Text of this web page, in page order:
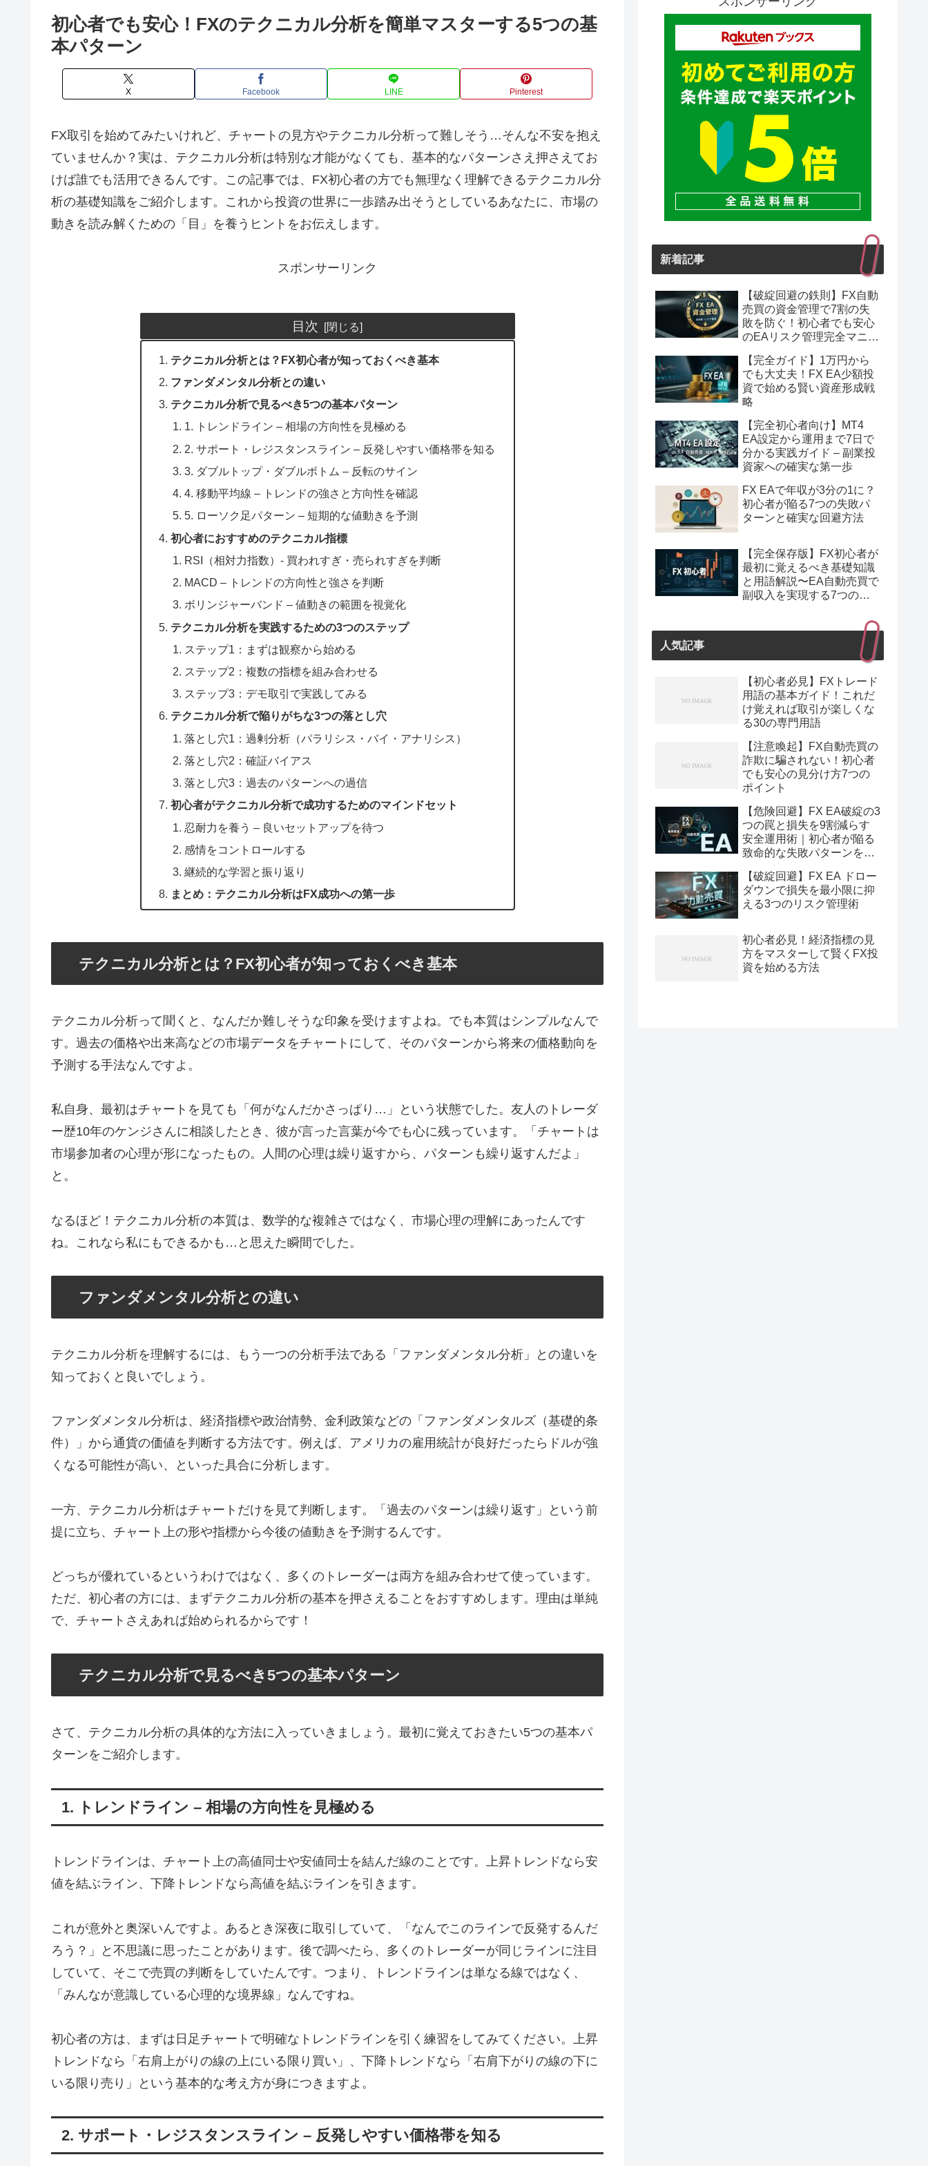
初心者でも安心！FXのテクニカル分析を簡単マスターする5つの基
本パターン
X Facebook LINE Pinterest
FX取引を始めてみたいけれど、チャートの見方やテクニカル分析って難しそう…そんな不安を抱え
ていませんか？実は、テクニカル分析は特別な才能がなくても、基本的なパターンさえ押さえてお
けば誰でも活用できるんです。この記事では、FX初心者の方でも無理なく理解できるテクニカル分
析の基礎知識をご紹介します。これから投資の世界に一歩踏み出そうとしているあなたに、市場の
動きを読み解くための「目」を養うヒントをお伝えします。
スポンサーリンク
目次
テクニカル分析とは？FX初心者が知っておくべき基本
ファンダメンタル分析との違い
テクニカル分析で見るべき5つの基本パターン
1. トレンドライン – 相場の方向性を見極める
2. サポート・レジスタンスライン – 反発しやすい価格帯を知る
3. ダブルトップ・ダブルボトム – 反転のサイン
4. 移動平均線 – トレンドの強さと方向性を確認
5. ローソク足パターン – 短期的な値動きを予測
初心者におすすめのテクニカル指標
RSI（相対力指数）- 買われすぎ・売られすぎを判断
MACD – トレンドの方向性と強さを判断
ボリンジャーバンド – 値動きの範囲を視覚化
テクニカル分析を実践するための3つのステップ
ステップ1：まずは観察から始める
ステップ2：複数の指標を組み合わせる
ステップ3：デモ取引で実践してみる
テクニカル分析で陥りがちな3つの落とし穴
落とし穴1：過剰分析（パラリシス・バイ・アナリシス）
落とし穴2：確証バイアス
落とし穴3：過去のパターンへの過信
初心者がテクニカル分析で成功するためのマインドセット
忍耐力を養う – 良いセットアップを待つ
感情をコントロールする
継続的な学習と振り返り
まとめ：テクニカル分析はFX成功への第一歩
テクニカル分析とは？FX初心者が知っておくべき基本
テクニカル分析って聞くと、なんだか難しそうな印象を受けますよね。でも本質はシンプルなんで
す。過去の価格や出来高などの市場データをチャートにして、そのパターンから将来の価格動向を
予測する手法なんですよ。
私自身、最初はチャートを見ても「何がなんだかさっぱり…」という状態でした。友人のトレーダ
ー歴10年のケンジさんに相談したとき、彼が言った言葉が今でも心に残っています。「チャートは
市場参加者の心理が形になったもの。人間の心理は繰り返すから、パターンも繰り返すんだよ」
と。
なるほど！テクニカル分析の本質は、数学的な複雑さではなく、市場心理の理解にあったんです
ね。これなら私にもできるかも…と思えた瞬間でした。
ファンダメンタル分析との違い
テクニカル分析を理解するには、もう一つの分析手法である「ファンダメンタル分析」との違いを
知っておくと良いでしょう。
ファンダメンタル分析は、経済指標や政治情勢、金利政策などの「ファンダメンタルズ（基礎的条
件）」から通貨の価値を判断する方法です。例えば、アメリカの雇用統計が良好だったらドルが強
くなる可能性が高い、といった具合に分析します。
一方、テクニカル分析はチャートだけを見て判断します。「過去のパターンは繰り返す」という前
提に立ち、チャート上の形や指標から今後の値動きを予測するんです。
どっちが優れているというわけではなく、多くのトレーダーは両方を組み合わせて使っています。
ただ、初心者の方には、まずテクニカル分析の基本を押さえることをおすすめします。理由は単純
で、チャートさえあれば始められるからです！
テクニカル分析で見るべき5つの基本パターン
さて、テクニカル分析の具体的な方法に入っていきましょう。最初に覚えておきたい5つの基本パ
ターンをご紹介します。
1. トレンドライン – 相場の方向性を見極める
トレンドラインは、チャート上の高値同士や安値同士を結んだ線のことです。上昇トレンドなら安
値を結ぶライン、下降トレンドなら高値を結ぶラインを引きます。
これが意外と奥深いんですよ。あるとき深夜に取引していて、「なんでこのラインで反発するんだ
ろう？」と不思議に思ったことがあります。後で調べたら、多くのトレーダーが同じラインに注目
していて、そこで売買の判断をしていたんです。つまり、トレンドラインは単なる線ではなく、
「みんなが意識している心理的な境界線」なんですね。
初心者の方は、まずは日足チャートで明確なトレンドラインを引く練習をしてみてください。上昇
トレンドなら「右肩上がりの線の上にいる限り買い」、下降トレンドなら「右肩下がりの線の下に
いる限り売り」という基本的な考え方が身につきますよ。
2. サポート・レジスタンスライン – 反発しやすい価格帯を知る
新着記事
【破綻回避の鉄則】FX自動
売買の資金管理で7割の失
敗を防ぐ！初心者でも安心
のEAリスク管理完全マニュ
【完全ガイド】1万円から
でも大丈夫！FX EA少額投
資で始める賢い資産形成戦
略
【完全初心者向け】MT4
EA設定から運用まで7日で
分かる実践ガイド – 副業投
資家への確実な第一歩
FX EAで年収が3分の1に？
初心者が陥る7つの失敗パ
ターンと確実な回避方法
【完全保存版】FX初心者が
最初に覚えるべき基礎知識
と用語解説〜EA自動売買で
副収入を実現する7つのス
人気記事
【初心者必見】FXトレード
用語の基本ガイド！これだ
け覚えれば取引が楽しくな
る30の専門用語
【注意喚起】FX自動売買の
詐欺に騙されない！初心者
でも安心の見分け方7つの
ポイント
【危険回避】FX EA破綻の3
つの罠と損失を9割減らす
安全運用術｜初心者が陥る
致命的な失敗パターンを完
【破綻回避】FX EA ドロー
ダウンで損失を最小限に抑
える3つのリスク管理術
初心者必見！経済指標の見
方をマスターして賢くFX投
資を始める方法